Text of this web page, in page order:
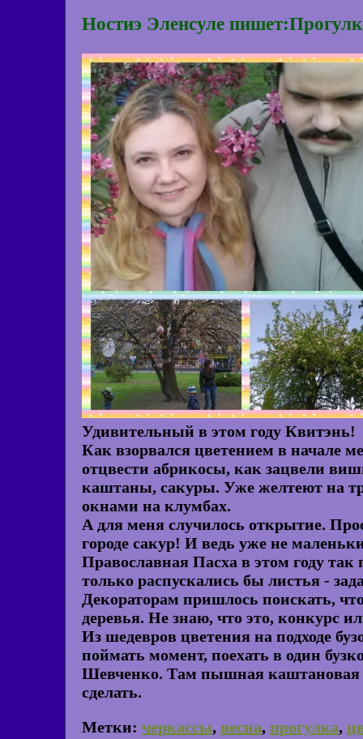
Ностиэ Эленсуле
Удивительный в этом году Квитэнь!
Как взорвался цветением в начале
отцвести абрикосы, как зацвели
каштаны, сакуры. Уже желтеют на
окнами на клумбах.
А для меня случилось открытие.
городе сакур! И ведь уже не
Православная Пасха в этом году так
только распускались бы листья -
Декораторам пришлось поискать,
деревья. Не знаю, что это, конкурс
Из шедевров цветения на подходе
поймать момент, поехать в один
Шевченко. Там пышная каштановая
сделать.
Метки: черкассы, весна, прогулка,